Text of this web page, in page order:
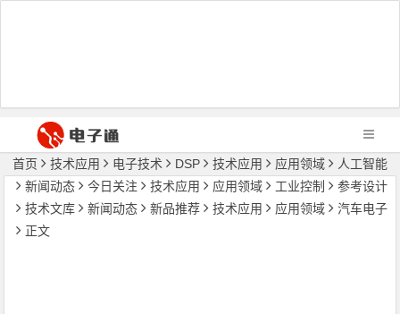
首页 技术应用 电子技术 DSP 技术应用 应用领域
人工智能
新闻动态
今日关注 技术应用 应用领域 工业控制
参考设计
技术文库
新闻动态 新品推荐 技术应用 应用领域
汽车电子
正文